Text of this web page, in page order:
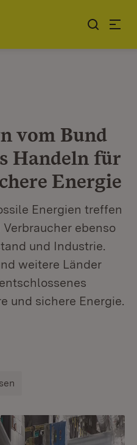
vom Bund
Handeln für
Energie
Energien treffen
ebenso
und Industrie.
weitere Länder
und sichere Energie.